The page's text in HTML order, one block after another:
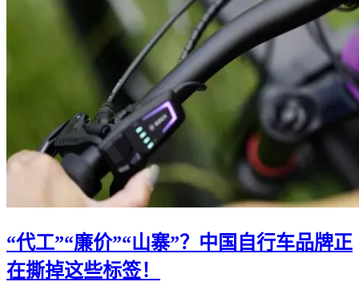
“代工”“廉价”“山寨”？中国自行车品牌正
在撕掉这些标签！